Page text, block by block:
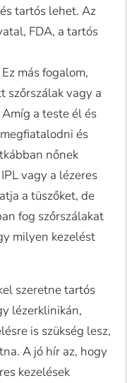
tartós lehet. Az
FDA, a tartós
más fogalom,
szőrszálak vagy a
a teste él és
és
nőnek
vagy a lézeres
a tüszőket, de
fog szőrszálakat
milyen kezelést
szeretne tartós
lézerklinikán,
is szükség lesz,
A jó hír az, hogy
kezelések
megnyitásához